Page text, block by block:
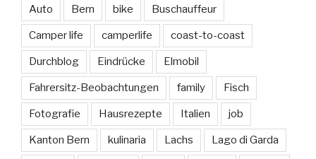
Auto Bern bike Buschauffeur
Camper life camperlife coast-to-coast
Durchblog Eindrücke Elmobil
Fahrersitz-Beobachtungen family Fisch
Fotografie Hausrezepte Italien job
Kanton Bern kulinaria Lachs Lago di Garda